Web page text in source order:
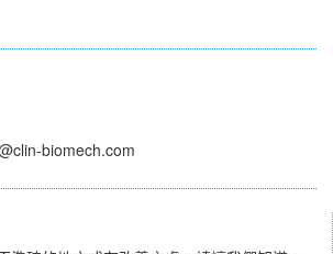
biomech.com